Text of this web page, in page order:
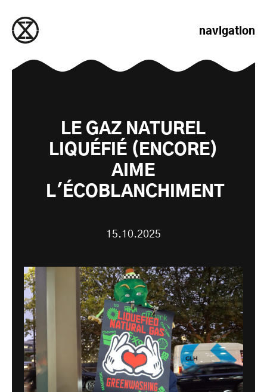
navigation
LE GAZ NATUREL
LIQUÉFIÉ (ENCORE)
AIME
L'ÉCOBLANCHIMENT
15.10.2025